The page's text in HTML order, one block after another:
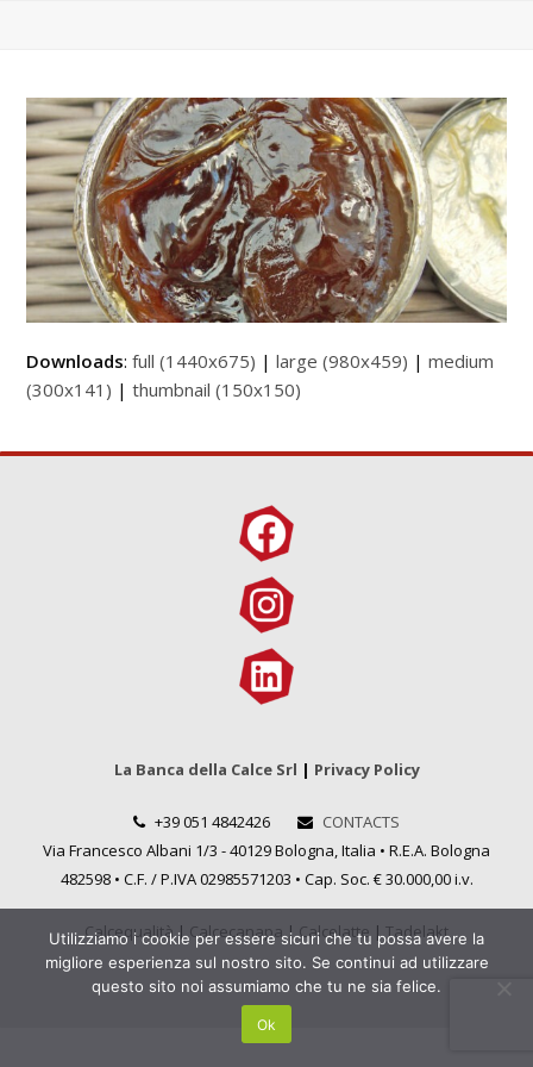
Downloads:full (1440x675) |large (980x459) |medium
(300x141) |thumbnail (150x150)
La Banca della Calce Srl | Privacy Policy
+39 051 4842426
CONTACTS
Via Francesco Albani 1/3 - 40129 Bologna, Italia • R.E.A. Bologna
482598 • C.F. / P.IVA 02985571203 • Cap. Soc. € 30.000,00 i.v.
Calcequalità|Calcecanapa|Calcelatte|Tadelakt
Utilizziamo i cookie per essere sicuri che tu possa avere la
migliore esperienza sul nostro sito. Se continui ad utilizzare
questo sito noi assumiamo che tu ne sia felice.
Ok